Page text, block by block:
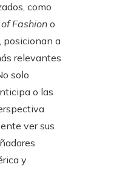
como
Fashion o
, posicionan a
relevantes
solo
o las
ver sus
y